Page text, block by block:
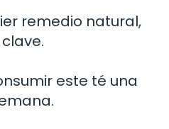
remedio natural,
este té una